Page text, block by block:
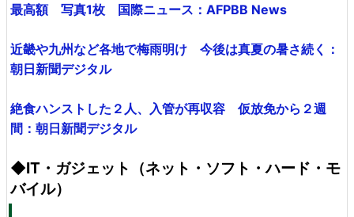
最高額 写真1枚 国際ニュース：AFPBB News
近畿や九州など各地で梅雨明け 今後は真夏の暑さ続く：
朝日新聞デジタル
絶食ハンストした２人、入管が再収容 仮放免から２週
間：朝日新聞デジタル
◆IT・ガジェット（ネット・ソフト・ハード・モ
バイル）